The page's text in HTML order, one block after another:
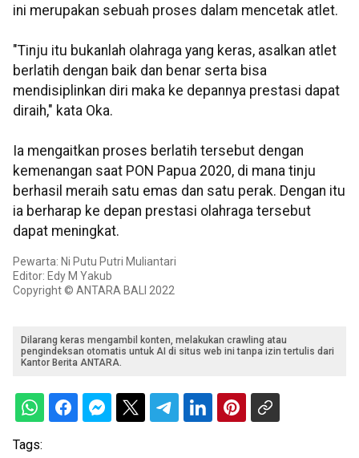
ini merupakan sebuah proses dalam mencetak atlet.
"Tinju itu bukanlah olahraga yang keras, asalkan atlet
berlatih dengan baik dan benar serta bisa
mendisiplinkan diri maka ke depannya prestasi dapat
diraih," kata Oka.
Ia mengaitkan proses berlatih tersebut dengan
kemenangan saat PON Papua 2020, di mana tinju
berhasil meraih satu emas dan satu perak. Dengan itu
ia berharap ke depan prestasi olahraga tersebut
dapat meningkat.
Pewarta: Ni Putu Putri Muliantari
Editor: Edy M Yakub
Copyright © ANTARA BALI 2022
Dilarang keras mengambil konten, melakukan crawling atau
pengindeksan otomatis untuk AI di situs web ini tanpa izin tertulis dari
Kantor Berita ANTARA.
Tags: